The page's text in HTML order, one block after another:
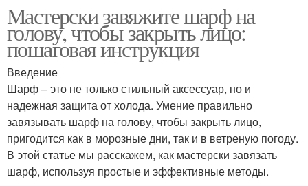
Мастерски завяжите шарф на
голову, чтобы закрыть лицо:
пошаговая инструкция
Введение
Шарф – это не только стильный аксессуар, но и
надежная защита от холода. Умение правильно
завязывать шарф на голову, чтобы закрыть лицо,
пригодится как в морозные дни, так и в ветреную погоду.
В этой статье мы расскажем, как мастерски завязать
шарф, используя простые и эффективные методы.